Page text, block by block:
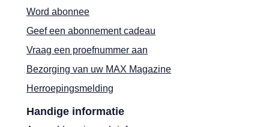
Word abonnee
Geef een abonnement cadeau
Vraag een proefnummer aan
Bezorging van uw MAX Magazine
Herroepingsmelding
Handige informatie